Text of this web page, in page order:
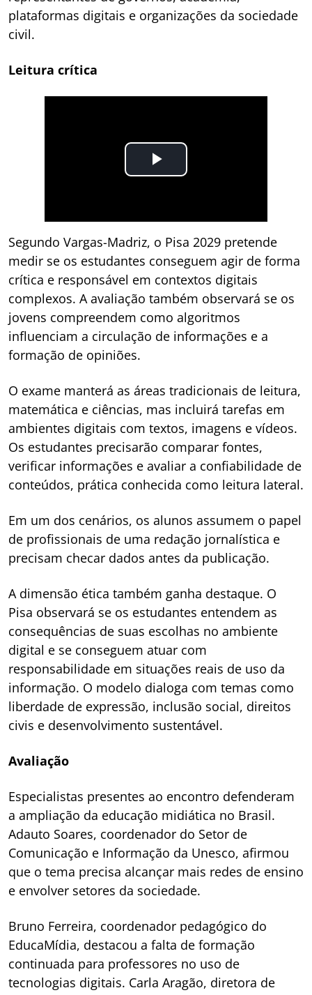
plataformas digitais e organizações da sociedade
civil.
Leitura crítica
Segundo Vargas-Madriz, o Pisa 2029 pretende
medir se os estudantes conseguem agir de forma
crítica e responsável em contextos digitais
complexos. A avaliação também observará se os
jovens compreendem como algoritmos
influenciam a circulação de informações e a
formação de opiniões.
O exame manterá as áreas tradicionais de leitura,
matemática e ciências, mas incluirá tarefas em
ambientes digitais com textos, imagens e vídeos.
Os estudantes precisarão comparar fontes,
verificar informações e avaliar a confiabilidade de
conteúdos, prática conhecida como leitura lateral.
Em um dos cenários, os alunos assumem o papel
de profissionais de uma redação jornalística e
precisam checar dados antes da publicação.
A dimensão ética também ganha destaque. O
Pisa observará se os estudantes entendem as
consequências de suas escolhas no ambiente
digital e se conseguem atuar com
responsabilidade em situações reais de uso da
informação. O modelo dialoga com temas como
liberdade de expressão, inclusão social, direitos
civis e desenvolvimento sustentável.
Avaliação
Especialistas presentes ao encontro defenderam
a ampliação da educação midiática no Brasil.
Adauto Soares, coordenador do Setor de
Comunicação e Informação da Unesco, afirmou
que o tema precisa alcançar mais redes de ensino
e envolver setores da sociedade.
Bruno Ferreira, coordenador pedagógico do
EducaMídia, destacou a falta de formação
continuada para professores no uso de
tecnologias digitais. Carla Aragão, diretora de